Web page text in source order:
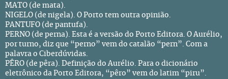
MATO (de mata).
NIGELO (de nigela). O Porto tem outra opinião.
PANTUFO (de pantufa).
PERNO (de perna). Esta é a versão do Porto Editora. O Aurélio,
por turno, diz que “perno” vem do catalão “pern”. Com a
palavra o Ciberdúvidas.
PÊRO (de pêra). Definição do Aurélio. Para o dicionário
eletrônico da Porto Editora, “pêro” vem do latim “piru”.